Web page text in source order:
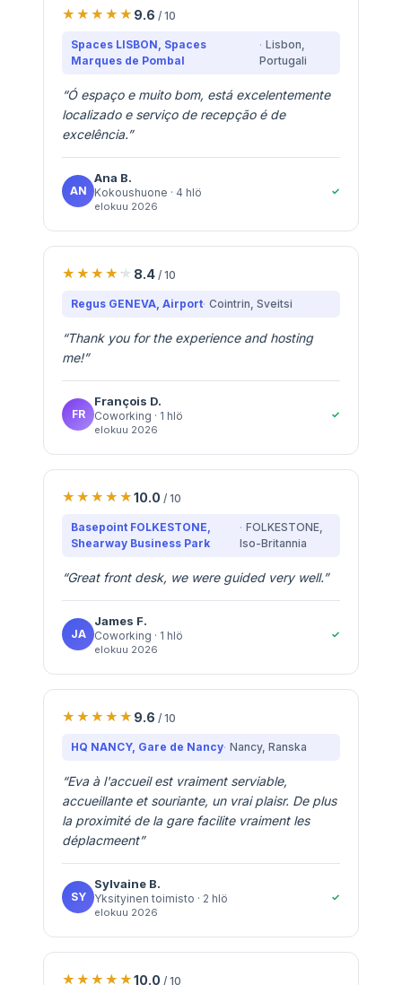
9.6 / 10
Spaces LISBON, Spaces
Marques de Pombal
Lisbon
Portugali
“Ó espaço e muito bom, está excelentemente
localizado e serviço de recepção é de
excelência.”
AN
Ana B.
Kokoushuone · 4 hlö
elokuu 2026
✓
8.4 / 10
Regus GENEVA, Airport Cointrin , Sveitsi
“Thank you for the experience and hosting
me!”
FR
François D.
Coworking · 1 hlö
elokuu 2026
✓
10.0 / 10
Basepoint FOLKESTONE,
Shearway Business Park
FOLKESTONE,
Iso-Britannia
“Great front desk, we were guided very well.”
JA
James F.
Coworking · 1 hlö
elokuu 2026
✓
9.6 / 10
HQ NANCY, Gare de Nancy Nancy, Ranska
“Eva à l'accueil est vraiment serviable,
accueillante et souriante, un vrai plaisr. De plus
la proximité de la gare facilite vraiment les
déplacmeent”
SY
Sylvaine B.
Yksityinen toimisto · 2 hlö
elokuu 2026
✓
10.0 / 10